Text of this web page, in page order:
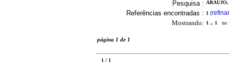
Pesquisa :
Referências encontradas : 1 [refinar
Mostrando: 1 .. 1 no
página 1 de 1
1 / 1